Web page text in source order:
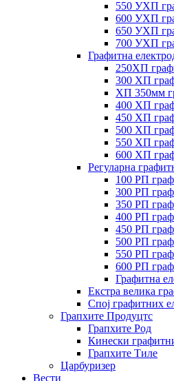
550 УХП
600 УХП
650 УХП
700 УХП
Графитна
250ХП
300 ХП
ХП 350мм
400 ХП
450 ХП
500 ХП
550 ХП
600 ХП
Регуларна
100 РП
300 РП
350 РП
400 РП
450 РП
500 РП
550 РП
600 РП
Графитна
Екстра велика
Спој графитних
Грапхите Продуцтс
Грапхите Род
Кинески
Грапхите Тиле
Царбуризер
Вести